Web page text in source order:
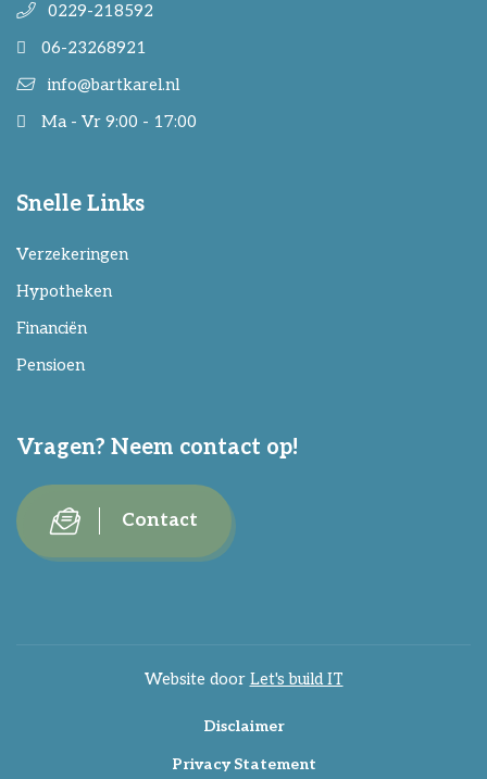
0229-218592
06-23268921
info@bartkarel.nl
Ma - Vr 9:00 - 17:00
Snelle Links
Verzekeringen
Hypotheken
Financiën
Pensioen
Vragen? Neem contact op!
Contact
Website door Let's build IT
Disclaimer
Privacy Statement